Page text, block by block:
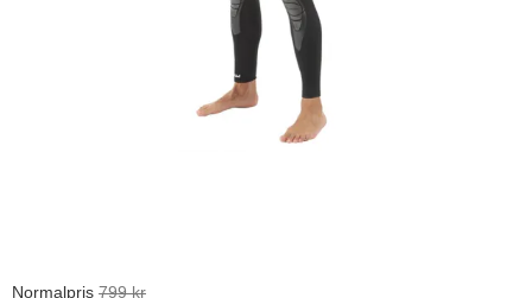
Normalpris 799 kr